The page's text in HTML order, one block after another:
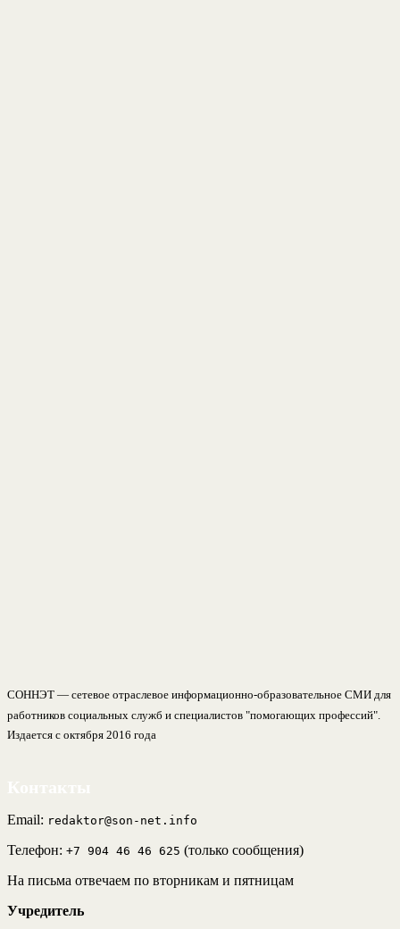
СОННЭТ — сетевое отраслевое информационно-образовательное СМИ для
работников социальных служб и специалистов "помогающих профессий".
Издается с октября 2016 года
Email: redaktor@son-net.info
Телефон: +7 904 46 46 625 (только сообщения)
На письма отвечаем по вторникам и пятницам
Учредитель